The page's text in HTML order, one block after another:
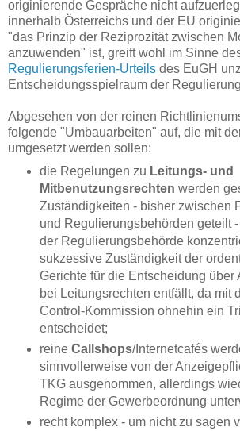
originierende Gespräche nicht
innerhalb Österreichs und der EU
"das Prinzip der Reziprozität zwischen
anzuwenden" ist, greift wohl im Sinne
Regulierungsferien-Urteils des EuGH
Entscheidungsspielraum der
Abgesehen von der reinen
folgende "Umbauarbeiten" auf, die mit
umgesetzt werden sollen:
die Regelungen zu Leitungs- und
Mitbenutzungsrechten werden
Zuständigkeiten - bisher zwischen
und Regulierungsbehörden geteilt
der Regulierungsbehörde
sukzessive Zuständigkeit der
Gerichte für die Entscheidung über
bei Leitungsrechten entfällt, da mit
Control-Kommission ohnehin ein
entscheidet;
reine Callshops/Internetcafés
sinnvollerweise von der
TKG ausgenommen, allerdings
Regime der Gewerbeordnung
recht komplex - um nicht zu sagen